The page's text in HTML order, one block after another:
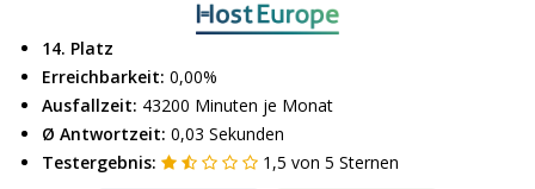
14. Platz
Erreichbarkeit: 0,00%
Ausfallzeit: 43200 Minuten je Monat
Ø Antwortzeit: 0,03 Sekunden
Testergebnis:
1,5 von 5 Sternen